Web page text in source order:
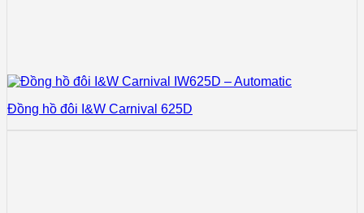
Đồng hồ đôi I&W Carnival 625D